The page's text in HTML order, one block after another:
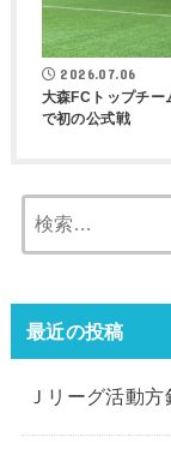
2026.07.06
大森FCトップチ
で初の公式戦
最近の投稿
Ｊリーグ活動